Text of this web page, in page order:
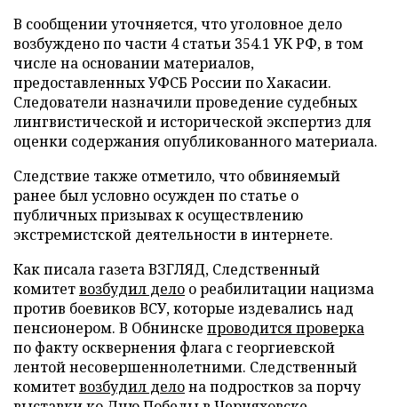
В сообщении уточняется, что уголовное дело
возбуждено по части 4 статьи 354.1 УК РФ, в том
числе на основании материалов,
предоставленных УФСБ России по Хакасии.
Следователи назначили проведение судебных
лингвистической и исторической экспертиз для
оценки содержания опубликованного материала.
Следствие также отметило, что обвиняемый
ранее был условно осужден по статье о
публичных призывах к осуществлению
экстремистской деятельности в интернете.
Как писала газета ВЗГЛЯД, Следственный
комитетвозбудил дело о реабилитации нацизма
против боевиков ВСУ, которые издевались над
пенсионером. В Обнинске проводится проверка
по факту осквернения флага с георгиевской
лентой несовершеннолетними. Следственный
комитетвозбудил делона подростков за порчу